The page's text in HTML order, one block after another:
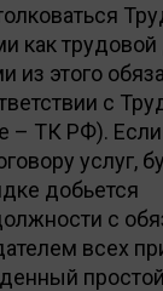
как трудовой
этого
с
– ТК РФ). Если
услуг,
добьется
с
всех